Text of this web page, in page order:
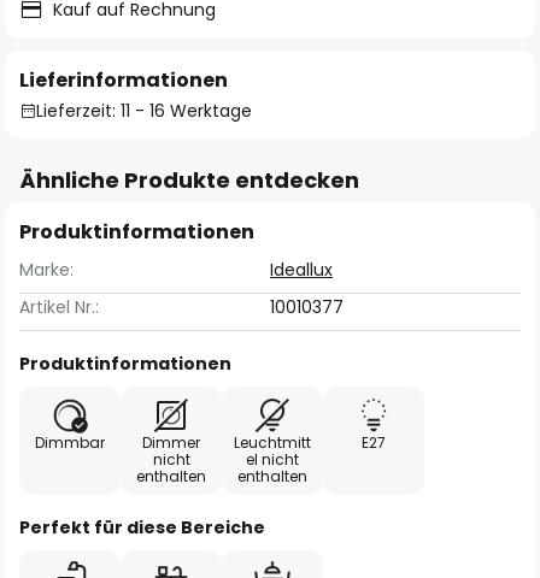
Kauf auf Rechnung
Lieferinformationen
Lieferzeit: 11 - 16 Werktage
Ähnliche Produkte entdecken
Produktinformationen
Marke:
Ideallux
Artikel Nr.:
10010377
Produktinformationen
Dimmbar
Dimmer
nicht
enthalten
Leuchtmitt
el nicht
enthalten
E27
Perfekt für diese Bereiche